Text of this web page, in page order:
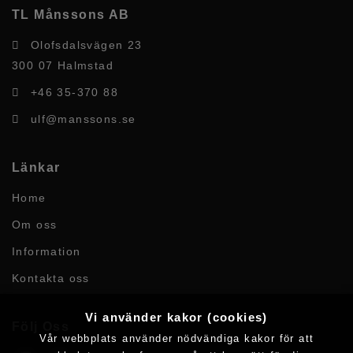
TL Månssons AB
Olofsdalsvägen 23
300 07 Halmstad
+46 35-370 88
ulf@manssons.se
Länkar
Home
Om oss
Information
Kontakta oss
Vi använder kakor (cookies)
Vår webbplats använder nödvändiga kakor för att